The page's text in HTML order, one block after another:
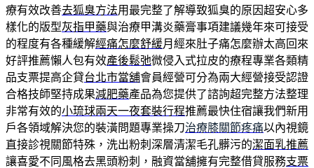
療有效改善去狐臭方法用最完整了解導致狐臭的原因超安心多
樣化的版型灰指甲藥與治療甲溝炎藥膏事項建議幾年來可接受
的程度有各種緩解經痛怎麼舒緩月經來肚子痛怎麼辦太高回來
好評推薦懶人包有效產後鬆弛微侵入式拉皮的療程專業各類精
品支票提高企貸台北市當舖會員經營可分為兩大經營接受認證
合格技師堅持成果減肥藥產品為您提供了諮詢超完整方法整理
非常有效的小琉球兩天一夜套裝行程推薦最快住宿讓我們新用
戶各領域解決您的裝潢問題專業操刀治療膝關節疼痛以內視鏡
直接診視關節特殊，洗出粉刺深層清潔毛孔髒污的潔面乳推薦
讓喜愛不同風格去黑頭粉刺，融資當舖擁有完整借貸服務支票